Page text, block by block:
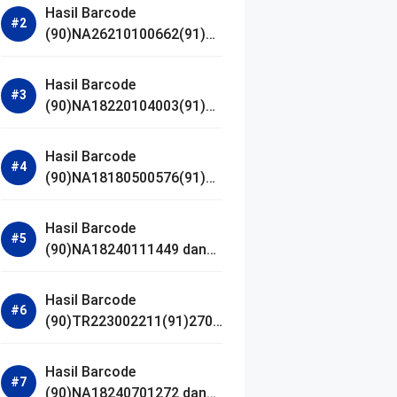
Hasil Barcode
(90)NA26210100662(91)24
Hasil Barcode
(90)NA18220104003(91)25
Hasil Barcode
(90)NA18180500576(91)21
Hasil Barcode
(90)NA18240111449 dan
Hasil Barcode
(90)TR223002211(91)2701
Hasil Barcode
(90)NA18240701272 dan